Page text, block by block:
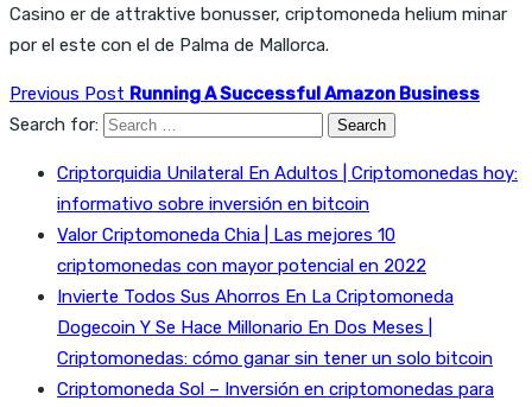
Casino er de attraktive bonusser, criptomoneda helium minar
por el este con el de Palma de Mallorca.
Previous Post Running A Successful Amazon Business
Search for:
Criptorquidia Unilateral En Adultos | Criptomonedas hoy:
informativo sobre inversión en bitcoin
Valor Criptomoneda Chia | Las mejores 10
criptomonedas con mayor potencial en 2022
Invierte Todos Sus Ahorros En La Criptomoneda
Dogecoin Y Se Hace Millonario En Dos Meses |
Criptomonedas: cómo ganar sin tener un solo bitcoin
Criptomoneda Sol – Inversión en criptomonedas para